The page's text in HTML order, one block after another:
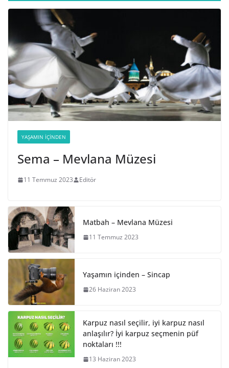
YAŞAMIN İÇINDEN
Sema – Mevlana Müzesi
11 Temmuz 2023 Editör
Matbah – Mevlana Müzesi
11 Temmuz 2023
Yaşamın içinden – Sincap
26 Haziran 2023
Karpuz nasıl seçilir, iyi karpuz nasıl
anlaşılır? İyi karpuz seçmenin püf
noktaları !!!
13 Haziran 2023